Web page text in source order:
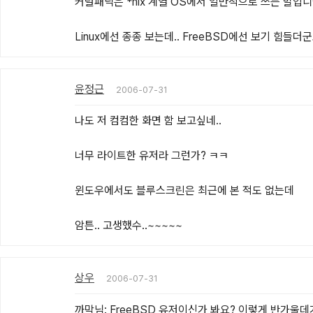
Linux에선 종종 보는데.. FreeBSD에선 보기 힘들더
윤정근 2006-07-31
나도 저 컴컴한 화면 함 보고싶네..
너무 라이트한 유저라 그런가? ㅋㅋ
윈도우에서도 블루스크린은 최근에 본 적도 없는데
암튼.. 고생했수..~~~~~
상우 2006-07-31
까막님: FreeBSD 유저이신가 봐요? 이렇게 반가울데